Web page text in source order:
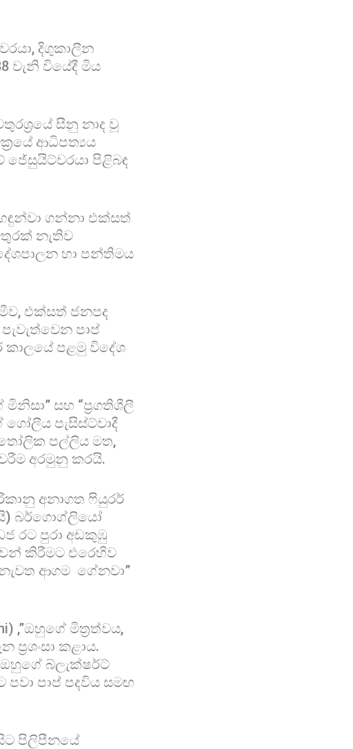
දිගුකාලීන
වැනි වියේදී මිය
සීනු නාද වූ
ආධිපත්‍යය
ජේසුයිට්වරයා පිළිබඳ
ගන්නා එක්සත්
නැතිව
හා පන්තිමය
එක්සත් ජනපද
පාප්
කාලයේ පළමු විදේශ
සහ “ප්‍රගතිශීලී
පැසිස්ට්වාදී
පල්ලිය මත,
අරමුනු කරයි.
අනාගත ෆියුරර්
බර්ගොග්ලියෝ
රට පුරා අඩකුඹු
කිරීමට එරෙහිව
නැවත ආගම ගේනවා”
,”ඔහුගේ මිත්‍රත්වය,
ප්‍රශංසා කළාය.
බ්ලැක්ෂර්ට්
පාප් පදවිය සමඟ
පිලිපීනයේ